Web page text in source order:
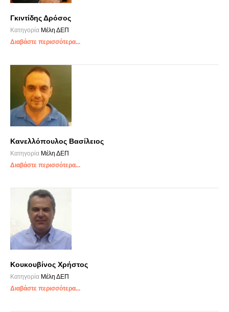
Γκιντίδης Δρόσος
Κατηγορία Μέλη ΔΕΠ
Διαβάστε περισσότερα...
Κανελλόπουλος Βασίλειος
Κατηγορία Μέλη ΔΕΠ
Διαβάστε περισσότερα...
Κουκουβίνος Χρήστος
Κατηγορία Μέλη ΔΕΠ
Διαβάστε περισσότερα...